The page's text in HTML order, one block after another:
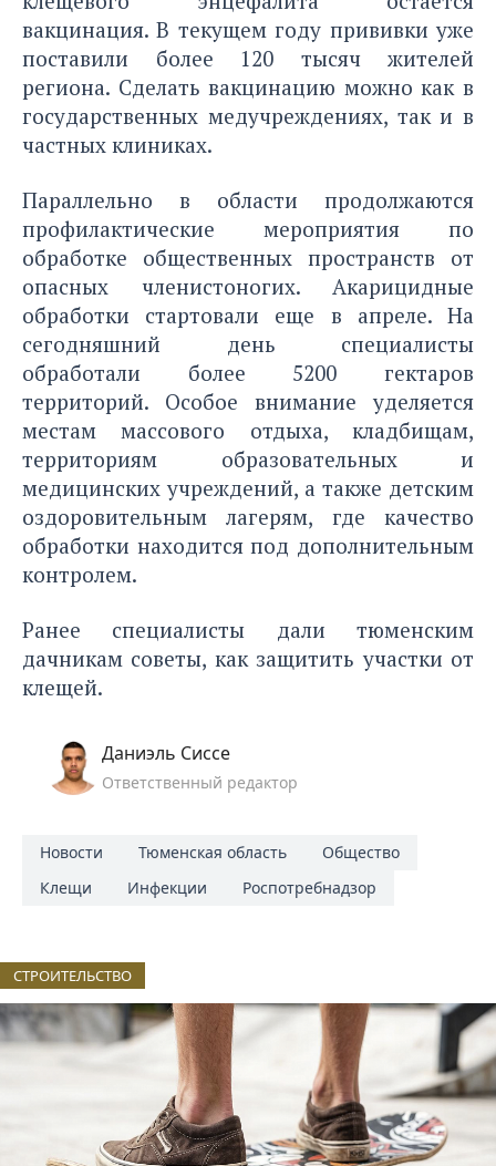
вакцинация. В текущем году прививки уже
поставили более 120 тысяч жителей
региона. Сделать вакцинацию можно как в
государственных медучреждениях, так и в
частных клиниках.
Параллельно в области продолжаются
профилактические мероприятия по
обработке общественных пространств от
опасных членистоногих. Акарицидные
обработки стартовали еще в апреле. На
сегодняшний день специалисты
обработали более 5200 гектаров
территорий. Особое внимание уделяется
местам массового отдыха, кладбищам,
территориям образовательных и
медицинских учреждений, а также детским
оздоровительным лагерям, где качество
обработки находится под дополнительным
контролем.
Ранее специалисты дали тюменским
дачникам советы, как защитить участки от
клещей.
Даниэль Сиссе
Ответственный редактор
Новости Тюменская область
Общество
Клещи
Инфекции Роспотребнадзор
СТРОИТЕЛЬСТВО